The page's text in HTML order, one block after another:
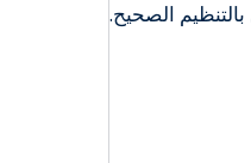
الصحيح.